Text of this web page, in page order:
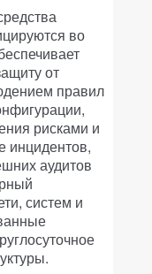
во
от
правил
рисками и
инцидентов,
аудитов
систем и